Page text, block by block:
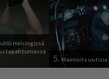
Helsingissä
5.Mainioita uutisia